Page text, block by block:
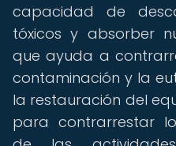
capacidad de
tóxicos y absorber
que ayuda a
contaminación y la
la restauración del
para contrarrestar